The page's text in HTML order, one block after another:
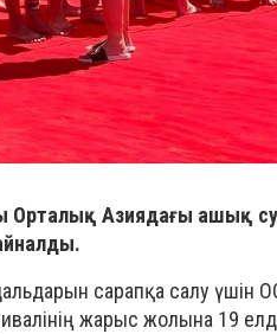
Азиядағы ашық
сарапқа салу үшін
жарыс жолына 19